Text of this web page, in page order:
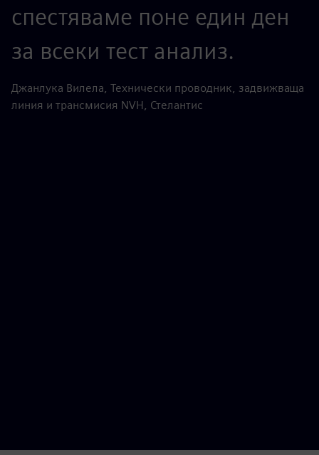
спестяваме поне един ден
за всеки тест анализ.
Джанлука Вилела, Технически проводник, задвижваща
линия и трансмисия NVH, Стелантис